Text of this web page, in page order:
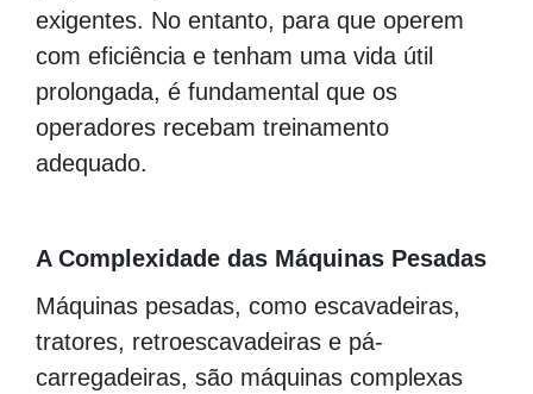
exigentes. No entanto, para que operem
com eficiência e tenham uma vida útil
prolongada, é fundamental que os
operadores recebam treinamento
adequado.
A Complexidade das Máquinas Pesadas
Máquinas pesadas, como escavadeiras,
tratores, retroescavadeiras e pá-
carregadeiras, são máquinas complexas